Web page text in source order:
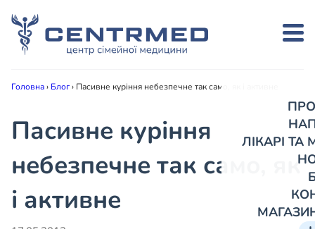
ЛІКАРІ
Головна› Блог› Пасивне куріння небезпечне так само, як і активне
Пасивне куріння
небезпечне так само, як
і активне